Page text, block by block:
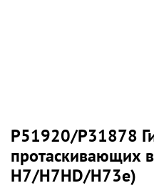
P51920/P31878
протаскивающих
Н7/H7HD/H73е)